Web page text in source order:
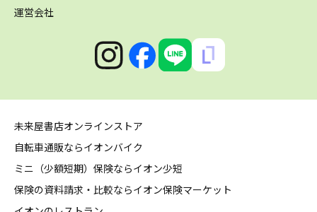
運営会社
未来屋書店オンラインストア
自転車通販ならイオンバイク
ミニ（少額短期）保険ならイオン少短
保険の資料請求・比較ならイオン保険マーケット